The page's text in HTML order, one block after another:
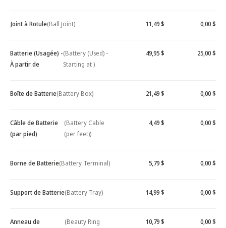
Joint à Rotule(Ball Joint) 11,49 $ 0,00 $
Batterie (Usagée) -
À partir de
(Battery (Used) -
Starting at )
49,95 $ 25,00 $
Boîte de Batterie(Battery Box) 21,49 $ 0,00 $
Câble de Batterie
(par pied)
(Battery Cable
(per feet))
4,49 $ 0,00 $
Borne de Batterie(Battery Terminal) 5,79 $ 0,00 $
Support de Batterie(Battery Tray) 14,99 $ 0,00 $
Anneau de
(Beauty Ring
10,79 $ 0,00 $